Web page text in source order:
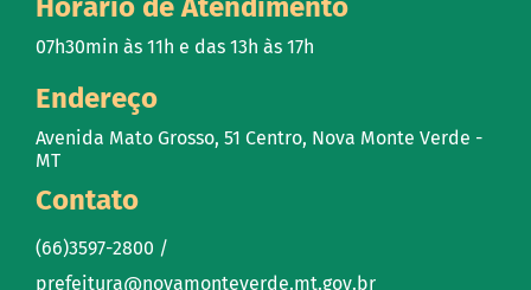
Horário de Atendimento
07h30min às 11h e das 13h às 17h
Endereço
Avenida Mato Grosso, 51 Centro, Nova Monte Verde -
MT
Contato
(66)3597-2800 /
prefeitura@novamonteverde.mt.gov.br